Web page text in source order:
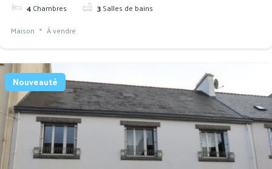
4Chambres 3Salles de bains
Maison
À vendre
Nouveauté